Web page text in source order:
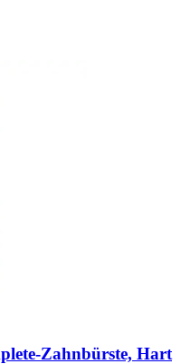
​Zahnbürste, Hart